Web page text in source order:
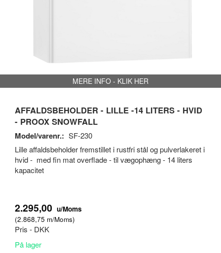
MERE INFO - KLIK HER
AFFALDSBEHOLDER - LILLE -14 LITERS - HVID
- PROOX SNOWFALL
Model/varenr.: SF-230
Lille affaldsbeholder fremstillet i rustfri stål og pulverlakeret i
hvid - med fin mat overflade - til vægophæng - 14 liters
kapacitet
2.295,00 u/Moms
(2.868,75 m/Moms)
Pris - DKK
På lager